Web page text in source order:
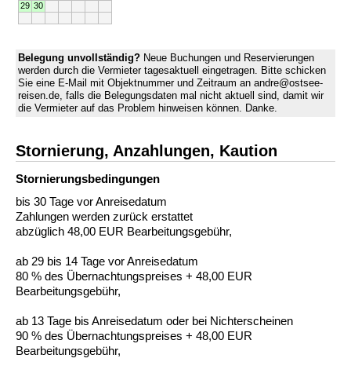
29 30
Belegung unvollständig? Neue Buchungen und Reservierungen
werden durch die Vermieter tagesaktuell eingetragen. Bitte schicken
Sie eine E-Mail mit Objektnummer und Zeitraum an andre@ostsee-
reisen.de, falls die Belegungsdaten mal nicht aktuell sind, damit wir
die Vermieter auf das Problem hinweisen können. Danke.
Stornierung, Anzahlungen, Kaution
Stornierungs­bedingungen
bis 30 Tage vor Anreisedatum
Zahlungen werden zurück erstattet
abzüglich 48,00 EUR Bearbeitungsgebühr,
ab 29 bis 14 Tage vor Anreisedatum
80 % des Übernachtungspreises + 48,00 EUR
Bearbeitungsgebühr,
ab 13 Tage bis Anreisedatum oder bei Nichterscheinen
90 % des Übernachtungspreises + 48,00 EUR
Bearbeitungsgebühr,